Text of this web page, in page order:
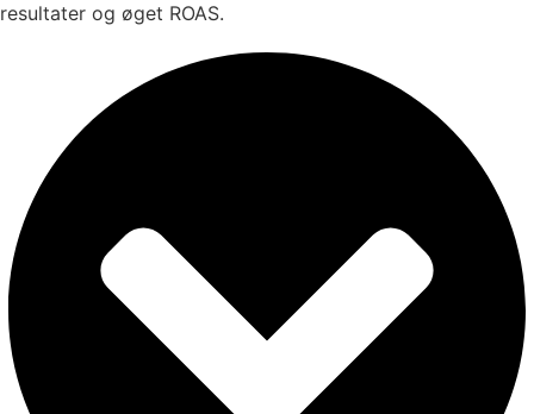
resultater og øget ROAS.